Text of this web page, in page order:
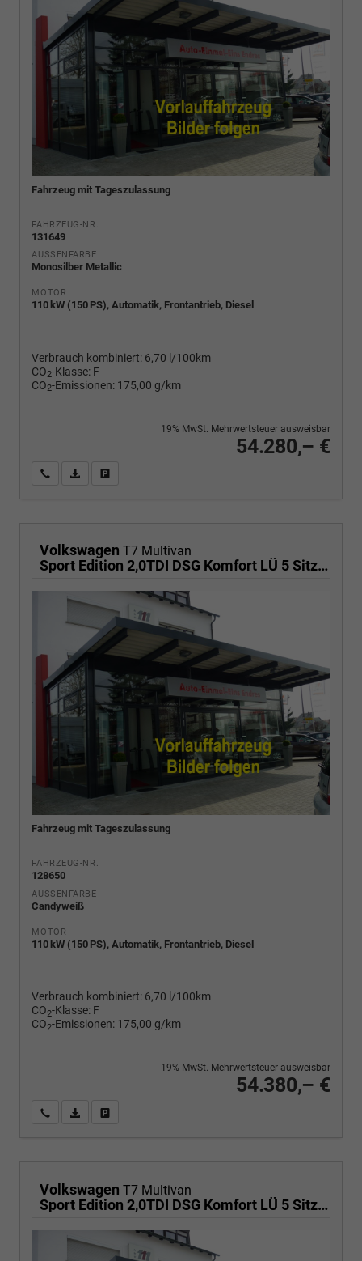
Fahrzeug mit Tageszulassung
FAHRZEUG-NR.
131649
AUSSENFARBE
Monosilber Metallic
MOTOR
110 kW (150 PS), Automatik, Frontantrieb, Diesel
Verbrauch kombiniert: 6,70 l/100km
CO2-Klasse: F
CO2-Emissionen: 175,00 g/km
54.280,– €
19% MwSt. Mehrwertsteuer ausweisbar
Wir rufen Sie anPDF-Fahrzeugexposé drucken
Volkswagen T7 Multivan
Sport Edition 2,0TDI DSG Komfort LÜ 5 Sitzer
Fahrzeug mit Tageszulassung
FAHRZEUG-NR.
128650
AUSSENFARBE
Candyweiß
MOTOR
110 kW (150 PS), Automatik, Frontantrieb, Diesel
Verbrauch kombiniert: 6,70 l/100km
CO2-Klasse: F
CO2-Emissionen: 175,00 g/km
54.380,– €
19% MwSt. Mehrwertsteuer ausweisbar
Wir rufen Sie anPDF-Fahrzeugexposé drucken
Volkswagen T7 Multivan
Sport Edition 2,0TDI DSG Komfort LÜ 5 Sitzer